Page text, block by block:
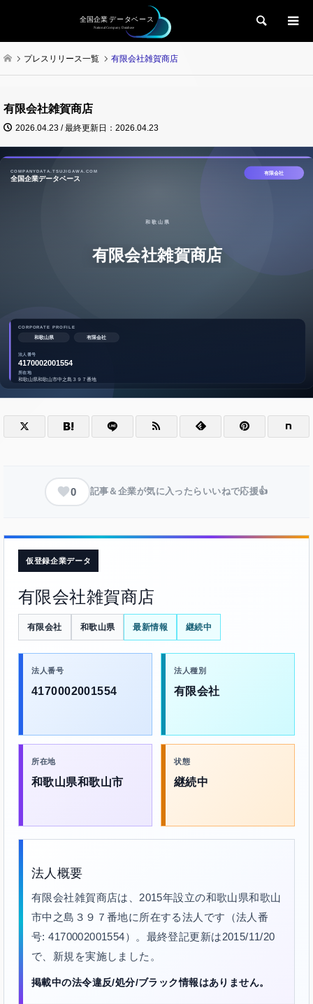
検索
プレスリリース一覧 有限会社雑賀商店
有限会社雑賀商店
2026.04.23 / 最終更新日：2026.04.23
0 記事＆企業が気に入ったらいいねで応援👍
仮登録企業データ
有限会社雑賀商店
有限会社 和歌山県 最新情報 継続中
法人番号
4170002001554
法人種別
有限会社
所在地
和歌山県和歌山市
状態
継続中
法人概要
有限会社雑賀商店は、2015年設立の和歌山県和歌山
市中之島３９７番地に所在する法人です（法人番
号: 4170002001554）。最終登記更新は2015/11/20
で、新規を実施しました。
掲載中の法令違反/処分/ブラック情報はありません。